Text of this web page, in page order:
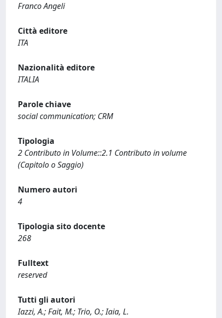
Franco Angeli
Città editore
ITA
Nazionalità editore
ITALIA
Parole chiave
social communication; CRM
Tipologia
2 Contributo in Volume::2.1 Contributo in volume
(Capitolo o Saggio)
Numero autori
4
Tipologia sito docente
268
Fulltext
reserved
Tutti gli autori
Iazzi, A.; Fait, M.; Trio, O.; Iaia, L.